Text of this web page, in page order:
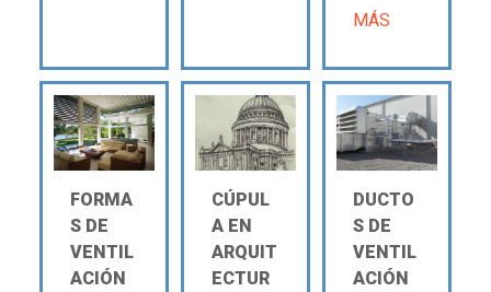
MÁS
FORMA
S DE
VENTIL
ACIÓN
CÚPUL
A EN
ARQUIT
ECTUR
DUCTO
S DE
VENTIL
ACIÓN